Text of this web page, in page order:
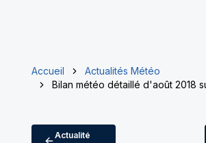
Accueil
Actualités Météo
Bilan météo détaillé d'août 2018
Actualité